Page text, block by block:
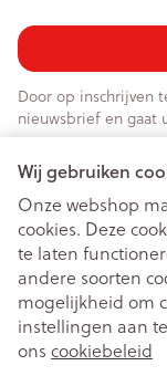
Wij gebruiken
Onze webshop
cookies. Deze
te laten
andere soorten
mogelijkheid om
instellingen aan
ons cookiebeleid
Door op inschrijven
nieuwsbrief en gaat
Juridische links